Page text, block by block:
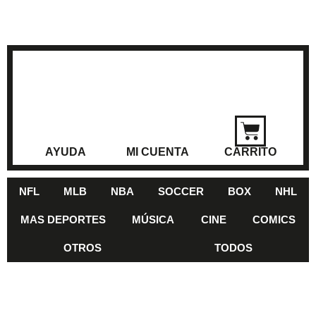
AYUDA MI CUENTA CARRITO
NFL MLB NBA SOCCER BOX NHL
MAS DEPORTES MÚSICA CINE COMICS
OTROS TODOS